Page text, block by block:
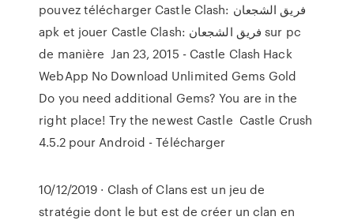
pouvez télécharger Castle Clash: فريق الشجعان‎
apk et jouer Castle Clash: فريق الشجعان‎ sur pc
de manière Jan 23, 2015 - Castle Clash Hack
WebApp No Download Unlimited Gems Gold
Do you need additional Gems? You are in the
right place! Try the newest Castle Castle Crush
4.5.2 pour Android - Télécharger
10/12/2019 · Clash of Clans est un jeu de
stratégie dont le but est de créer un clan en